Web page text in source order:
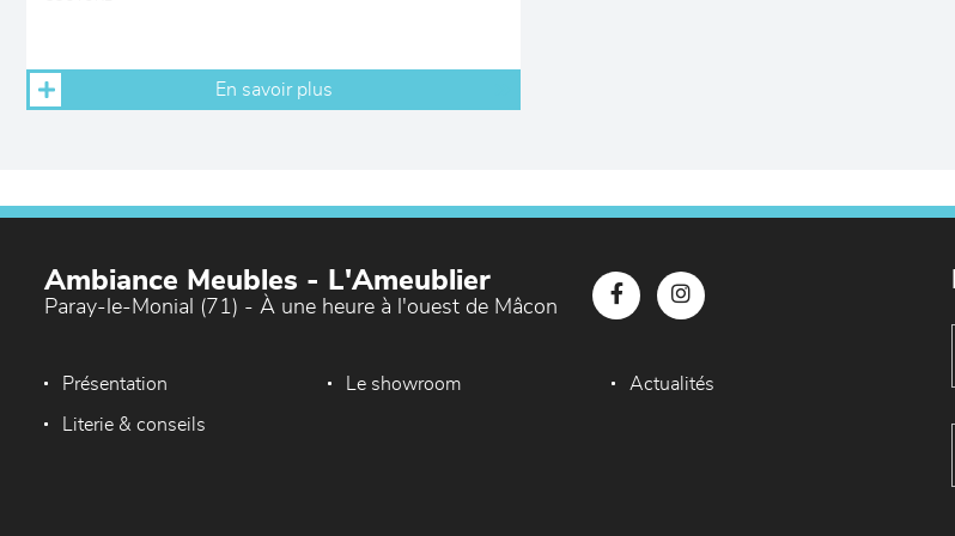
En savoir plus
Ambiance Meubles - L'Ameublier
Paray-le-Monial (71) - À une heure à l'ouest de Mâcon
Présentation Le showroom Actualités
Literie & conseils